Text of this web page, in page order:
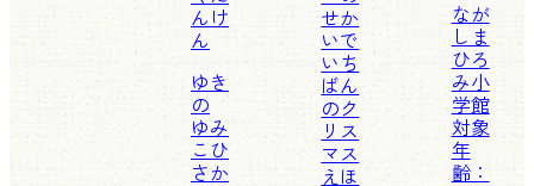
んけ
ん
ゆき
の
ゆみ
こ ひ
さか
せか
いで
いち
ばん
のク
リス
マス
えほ
なが
しま
ひろ
み小
学館
対象
年
齢：